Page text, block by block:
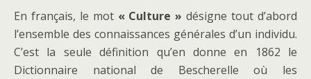
En français, le mot « Culture » désigne tout d’abord
l’ensemble des connaissances générales d’un individu.
C’est la seule définition qu’en donne en 1862 le
Dictionnaire national de Bescherelle où les